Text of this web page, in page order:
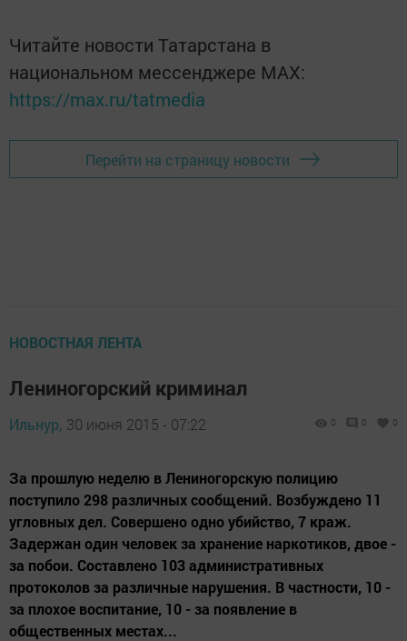
Читайте новости Татарстана в
национальном мессенджере MАХ:
https://max.ru/tatmedia
Перейти на страницу новости
НОВОСТНАЯ ЛЕНТА
Лениногорский криминал
Ильнур, 30 июня 2015 - 07:22 0 0 0
За прошлую неделю в Лениногорскую полицию
поступило 298 различных сообщений. Возбуждено 11
угловных дел. Совершено одно убийство, 7 краж.
Задержан один человек за хранение наркотиков, двое -
за побои. Составлено 103 административных
протоколов за различные нарушения. В частности, 10 -
за плохое воспитание, 10 - за появление в
общественных местах...